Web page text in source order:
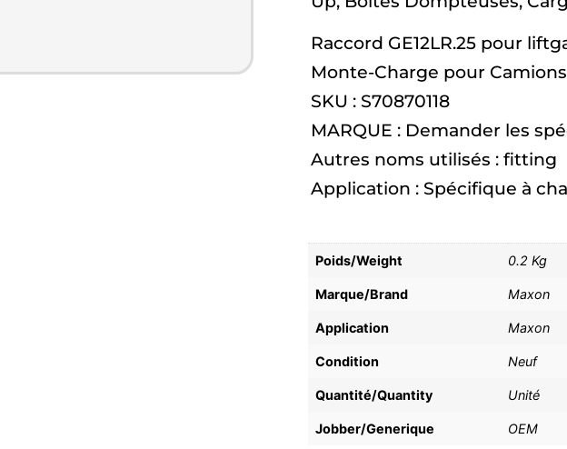
Raccord GE12LR.25 pour
Monte-Charge pour
SKU : S70870118
MARQUE : Demander les
Autres noms utilisés : fitting
Application : Spécifique à
Poids/Weight 0.2 Kg
Marque/Brand Maxon
Application Maxon
Condition Neuf
Quantité/Quantity Unité
Jobber/Generique OEM